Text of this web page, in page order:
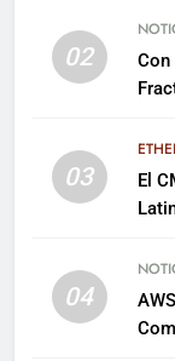
02
Con
03
El
04